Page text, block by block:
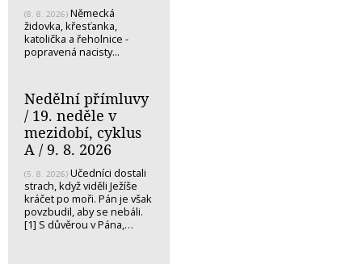
(8. 8. 2026) Německá
židovka, křesťanka,
katolička a řeholnice -
popravená nacisty...
Nedělní přímluvy
/ 19. neděle v
mezidobí, cyklus
A / 9. 8. 2026
(5. 8. 2026) Učedníci dostali
strach, když viděli Ježíše
kráčet po moři. Pán je však
povzbudil, aby se nebáli.
[1] S důvěrou v Pána,…